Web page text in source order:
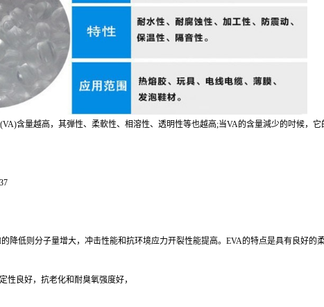
含量越高，其弾性、柔軟性、相溶性、透明性等也越高;当VA的含量減少的吋候，
降低则分子量增大，冲击性能和抗环境应力开裂性能提高。EVA的特点是具有良好的
性良好，抗老化和耐臭氧强度好，